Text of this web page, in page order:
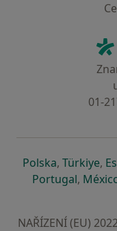
01-
Polskase otevře v
, Türkiyese
,
Portugalse
,
NAŘÍZENÍ (EU)